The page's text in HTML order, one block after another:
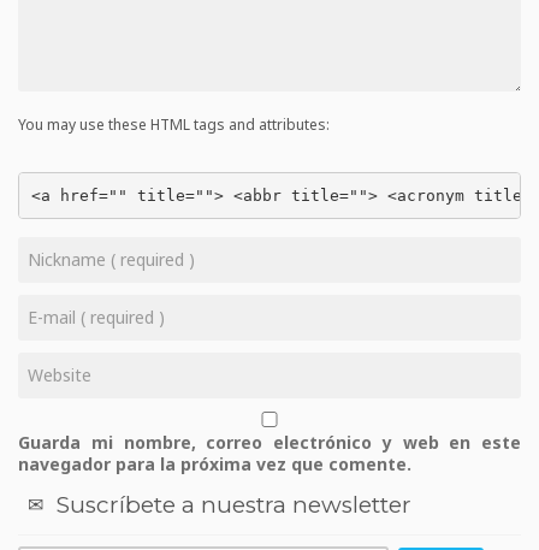
You may use these HTML tags and attributes:
<a href="" title=""> <abbr title=""> <acronym
Guarda mi nombre, correo electrónico y web en este
navegador para la próxima vez que comente.
Suscríbete a nuestra newsletter